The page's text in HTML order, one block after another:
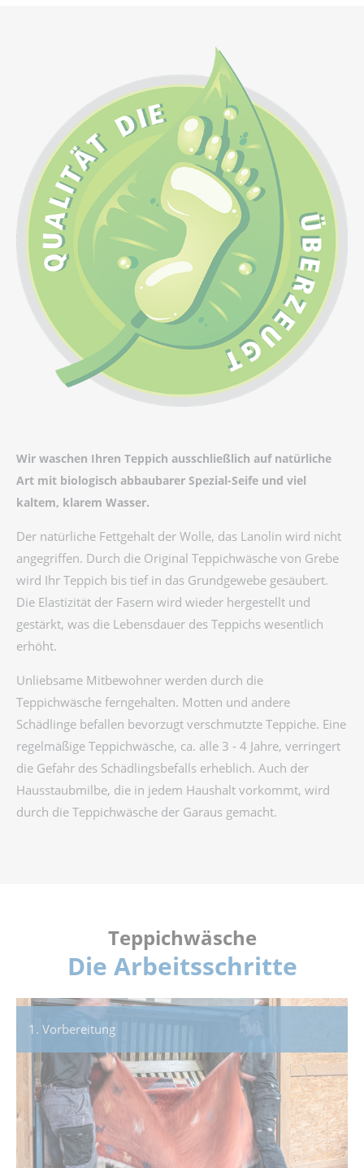
Wir waschen Ihren Teppich ausschließlich auf natürliche
Art mit biologisch abbaubarer Spezial-Seife und viel
kaltem, klarem Wasser.
Der natürliche Fettgehalt der Wolle, das Lanolin wird nicht
angegriffen. Durch die Original Teppichwäsche von Grebe
wird Ihr Teppich bis tief in das Grundgewebe gesäubert.
Die Elastizität der Fasern wird wieder hergestellt und
gestärkt, was die Lebensdauer des Teppichs wesentlich
erhöht.
Unliebsame Mitbewohner werden durch die
Teppichwäsche ferngehalten. Motten und andere
Schädlinge befallen bevorzugt verschmutzte Teppiche. Eine
regelmäßige Teppichwäsche, ca. alle 3 - 4 Jahre, verringert
die Gefahr des Schädlingsbefalls erheblich. Auch der
Hausstaubmilbe, die in jedem Haushalt vorkommt, wird
durch die Teppichwäsche der Garaus gemacht.
Teppichwäsche
Die Arbeitsschritte
1. Vorbereitung